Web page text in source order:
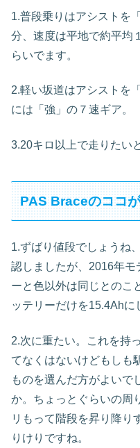
1.普段乗りはアシストを
分、速度は平地で約平均
らいでます。
2.軽い坂道はアシストを
には「強」の７速ギア。
3.20キロ以上で走りたい
PAS Braceのココ
1.ずばり値段でしょうね
認しましたが、2016年モ
ーと色以外は同じとのこ
ッテリーだけを15.4Ahに
2.次に重たい。これを持
てなくはないけどもしも
ものを選んだ方がよいで
か。ちょっとぐらいの周
リもって階段を昇り降り
りけりですね。